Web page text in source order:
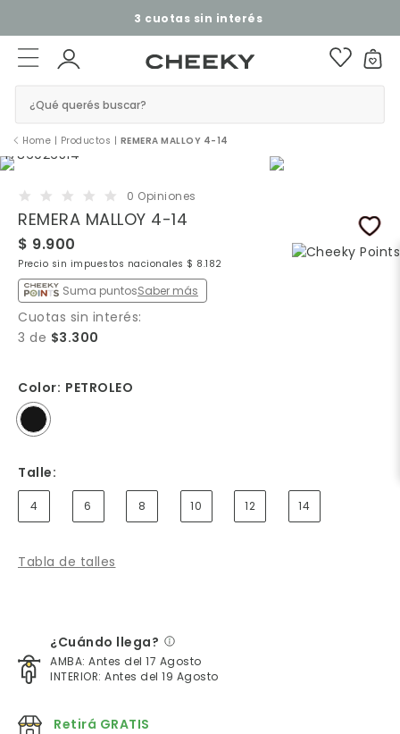
3 cuotas sin interés​ ​
¿Qué querés buscar?
Home | Productos | REMERA MALLOY 4-14
0 Opiniones
REMERA MALLOY 4-14
$ 9.900
Precio sin impuestos nacionales $ 8.182
Suma puntosSaber más
Cuotas sin interés:
3 de $3.300
Color: PETROLEO
Talle:
4 6 8 10 12 14
Tabla de talles
¿Cuándo llega?
AMBA: Antes del 17 Agosto
INTERIOR: Antes del 19 Agosto
Retirá GRATIS